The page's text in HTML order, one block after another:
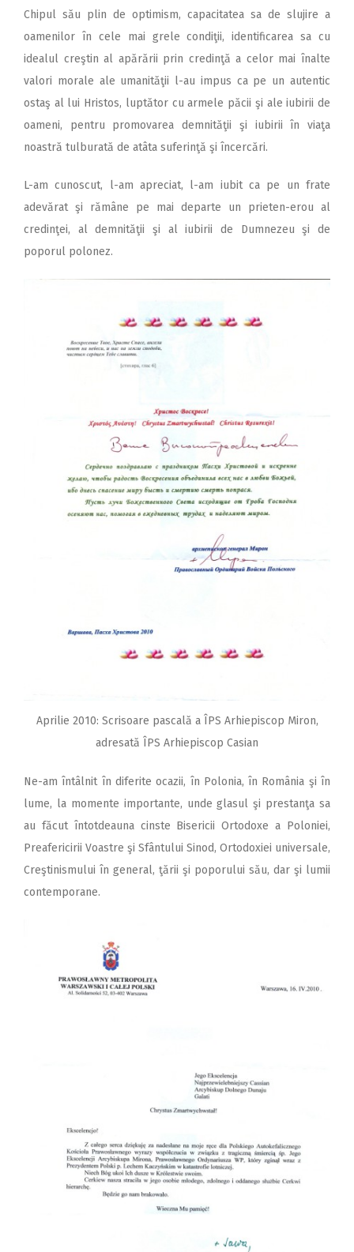
Chipul său plin de optimism, capacitatea sa de slujire a
oamenilor în cele mai grele condiţii, identificarea sa cu
idealul creştin al apărării prin credinţă a celor mai înalte
valori morale ale umanităţii l-au impus ca pe un autentic
ostaş al lui Hristos, luptător cu armele păcii şi ale iubirii de
oameni, pentru promovarea demnităţii şi iubirii în viaţa
noastră tulburată de atâta suferinţă şi încercări.
L-am cunoscut, l-am apreciat, l-am iubit ca pe un frate
adevărat şi rămâne pe mai departe un prieten-erou al
credinţei, al demnităţii şi al iubirii de Dumnezeu şi de
poporul polonez.
Aprilie 2010: Scrisoare pascală a ÎPS Arhiepiscop Miron,
adresată ÎPS Arhiepiscop Casian
Ne-am întâlnit în diferite ocazii, în Polonia, în România şi în
lume, la momente importante, unde glasul şi prestanţa sa
au făcut întotdeauna cinste Bisericii Ortodoxe a Poloniei,
Preafericirii Voastre şi Sfântului Sinod, Ortodoxiei universale,
Creştinismului în general, ţării şi poporului său, dar şi lumii
contemporane.